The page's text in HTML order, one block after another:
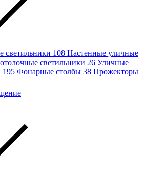
светильники 108 Настенные уличные
светильники 26 Уличные
195 Фонарные столбы 38 Прожекторы